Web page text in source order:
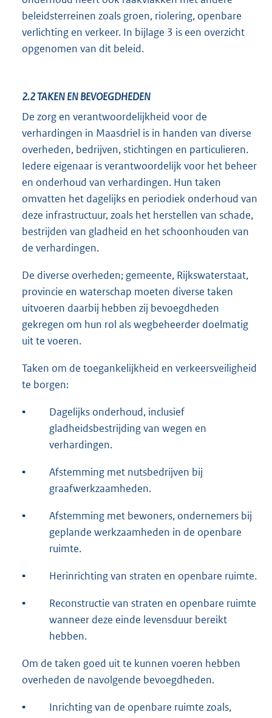
beleidsterreinen zoals groen, riolering, openbare
verlichting en verkeer. In bijlage 3 is een overzicht
opgenomen van dit beleid.
2.2TAKEN EN BEVOEGDHEDEN
De zorg en verantwoordelijkheid voor de
verhardingen in Maasdriel is in handen van diverse
overheden, bedrijven, stichtingen en particulieren.
Iedere eigenaar is verantwoordelijk voor het beheer
en onderhoud van verhardingen. Hun taken
omvatten het dagelijks en periodiek onderhoud van
deze infrastructuur, zoals het herstellen van schade,
bestrijden van gladheid en het schoonhouden van
de verhardingen.
De diverse overheden; gemeente, Rijkswaterstaat,
provincie en waterschap moeten diverse taken
uitvoeren daarbij hebben zij bevoegdheden
gekregen om hun rol als wegbeheerder doelmatig
uit te voeren.
Taken om de toegankelijkheid en verkeersveiligheid
te borgen:
▪
Dagelijks onderhoud, inclusief
gladheidsbestrijding van wegen en
verhardingen.
▪
Afstemming met nutsbedrijven bij
graafwerkzaamheden.
▪
Afstemming met bewoners, ondernemers bij
geplande werkzaamheden in de openbare
ruimte.
▪ Herinrichting van straten en openbare ruimte.
▪
Reconstructie van straten en openbare ruimte
wanneer deze einde levensduur bereikt
hebben.
Om de taken goed uit te kunnen voeren hebben
overheden de navolgende bevoegdheden.
▪
Inrichting van de openbare ruimte zoals,